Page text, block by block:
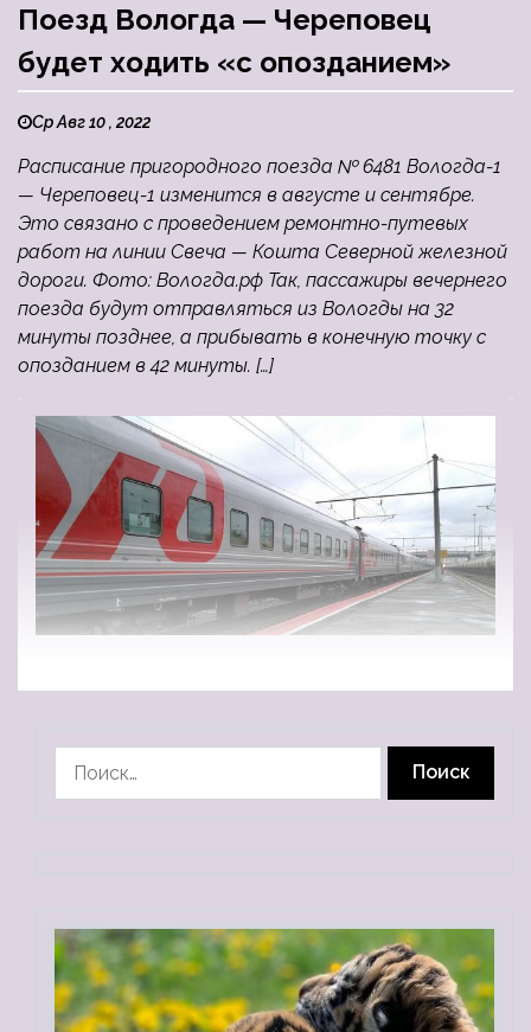
Поезд Вологда — Череповец
будет ходить «с опозданием»
Ср Авг 10 , 2022
Расписание пригородного поезда № 6481 Вологда-1
— Череповец-1 изменится в августе и сентябре.
Это связано с проведением ремонтно-путевых
работ на линии Свеча — Кошта Северной железной
дороги. Фото: Вологда.рф Так, пассажиры вечернего
поезда будут отправляться из Вологды на 32
минуты позднее, а прибывать в конечную точку с
опозданием в 42 минуты. […]